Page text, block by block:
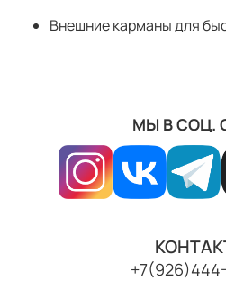
Внешние карманы для
МЫ В СОЦ.